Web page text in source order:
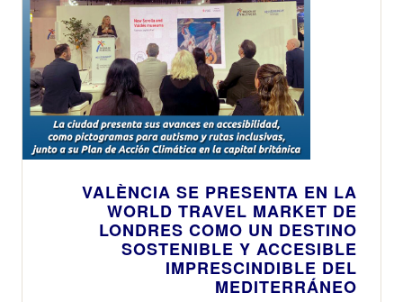
VALÈNCIA SE PRESENTA EN LA
WORLD TRAVEL MARKET DE
LONDRES COMO UN DESTINO
SOSTENIBLE Y ACCESIBLE
IMPRESCINDIBLE DEL
MEDITERRÁNEO